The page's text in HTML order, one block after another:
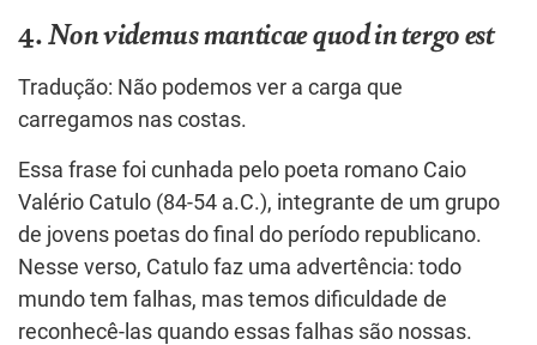
4.Non videmus manticae quod in tergo est
Tradução: Não podemos ver a carga que
carregamos nas costas.
Essa frase foi cunhada pelo poeta romano Caio
Valério Catulo (84-54 a.C.), integrante de um grupo
de jovens poetas do final do período republicano.
Nesse verso, Catulo faz uma advertência: todo
mundo tem falhas, mas temos dificuldade de
reconhecê-las quando essas falhas são nossas.